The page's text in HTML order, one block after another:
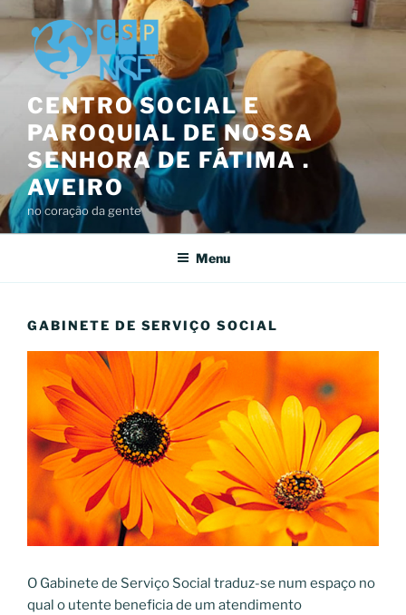
Saltar
o
conteúdo
CENTRO SOCIAL E
PAROQUIAL DE NOSSA
SENHORA DE FÁTIMA .
AVEIRO
no coração da gente
Menu
GABINETE DE SERVIÇO SOCIAL
O Gabinete de Serviço Social traduz-se num espaço no
qual o utente beneficia de um atendimento